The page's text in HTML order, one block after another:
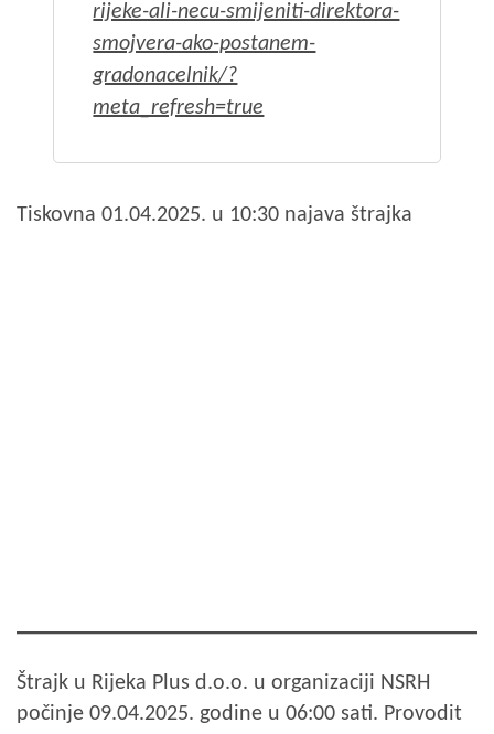
rijeke-ali-necu-smijeniti-direktora-
smojvera-ako-postanem-
gradonacelnik/?
meta_refresh=true
Tiskovna 01.04.2025. u 10:30 najava štrajka
Štrajk u Rijeka Plus d.o.o. u organizaciji NSRH
počinje 09.04.2025. godine u 06:00 sati. Provodit